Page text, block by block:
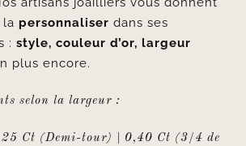
la personnaliser dans ses
: style, couleur d’or, largeur
plus encore.
selon la largeur :
Ct (Demi-tour) | 0,40 Ct (3/4 de